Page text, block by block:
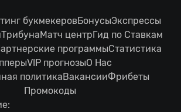
букмекеровБонусыЭкспрессы
ТрибунаМатч центрГид по Ставкам
программыСтатистика
VIP прогнозыО Нас
политикаВакансииФрибеты
Промокоды